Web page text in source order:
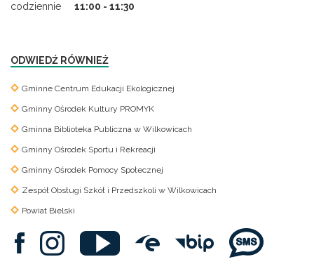
codziennie
11:00 - 11:30
ODWIEDŹ RÓWNIEŻ
Gminne Centrum Edukacji Ekologicznej
Gminny Ośrodek Kultury PROMYK
Gminna Biblioteka Publiczna w Wilkowicach
Gminny Ośrodek Sportu i Rekreacji
Gminny Ośrodek Pomocy Społecznej
Zespół Obsługi Szkół i Przedszkoli w Wilkowicach
Powiat Bielski